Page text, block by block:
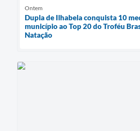
Ontem
Dupla de Ilhabela conquista 10
município ao Top 20 do Troféu
Natação